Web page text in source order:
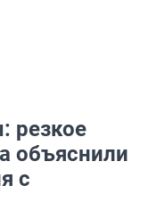
резкое
объяснили
с